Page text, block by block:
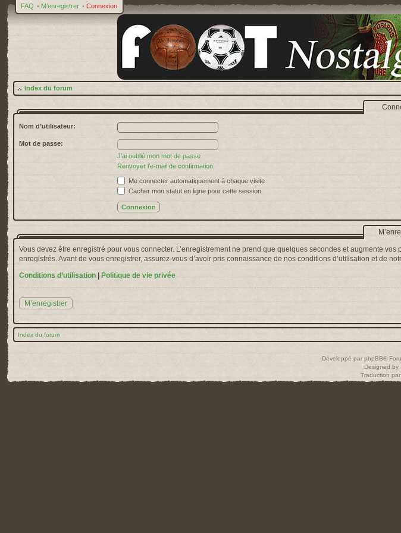
FAQ • M’enregistrer • Connexion
Index du forum
Nom d’utilisateur:
Mot de passe:
J’ai oublié mon mot de passe
Renvoyer l’e-mail de confirmation
Me connecter automatiquement à chaque visite
Cacher mon statut en ligne pour cette session
Vous devez être enregistré pour vous connecter. L’enregistrement ne prend que quelques secondes et augmente
enregistrés. Avant de vous enregistrer, assurez-vous d’avoir pris connaissance de nos conditions d’utilisation et de
Conditions d’utilisation
Politique de vie privée
M’enregistrer
Index du forum
Développé par phpBB®
Designed by
Traduction par